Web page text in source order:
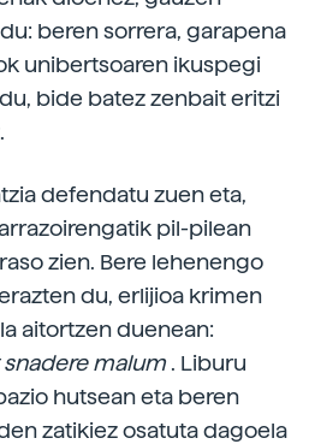
beren sorrera, garapena
unibertsoaren ikuspegi
bide batez zenbait eritzi
defendatu zuen eta,
pil-pilean
zien. Bere lehenengo
du, erlijioa krimen
aitortzen duenean:
snadere malum. Liburu
hutsean eta beren
zatikiez osatuta dagoela